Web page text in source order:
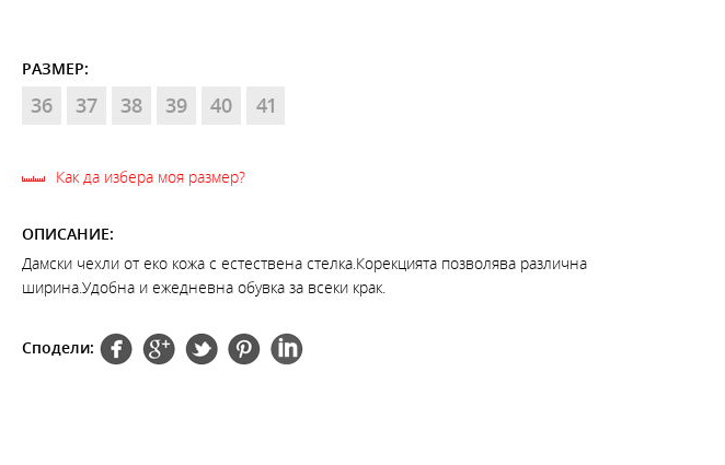
РАЗМЕР:
36 37 38 39 40 41
Как да избера моя размер?
ОПИСАНИЕ:
Дамски чехли от еко кожа с естествена стелка.Корекцията позволява различна
ширина.Удобна и ежедневна обувка за всеки крак.
Сподели: